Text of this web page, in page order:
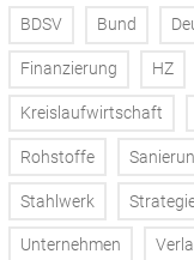
BDSV Bund
Finanzierung HZ
Kreislaufwirtschaft
Rohstoffe
Stahlwerk
Unternehmen